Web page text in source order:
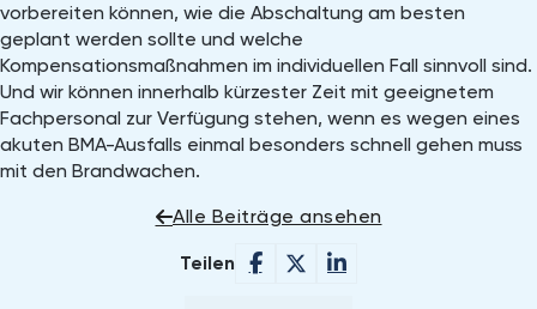
vorbereiten können, wie die Abschaltung am besten
geplant werden sollte und welche
Kompensationsmaßnahmen im individuellen Fall sinnvoll sind.
Und wir können innerhalb kürzester Zeit mit geeignetem
Fachpersonal zur Verfügung stehen, wenn es wegen eines
akuten BMA-Ausfalls einmal besonders schnell gehen muss
mit den Brandwachen.
Alle Beiträge ansehen
Teilen